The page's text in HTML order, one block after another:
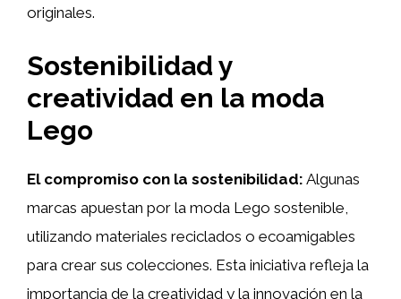
originales.
Sostenibilidad y
creatividad en la moda
Lego
El compromiso con la sostenibilidad: Algunas
marcas apuestan por la moda Lego sostenible,
utilizando materiales reciclados o ecoamigables
para crear sus colecciones. Esta iniciativa refleja la
importancia de la creatividad y la innovación en la